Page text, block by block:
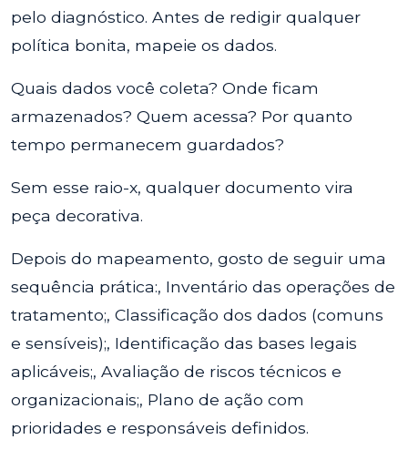
pelo diagnóstico. Antes de redigir qualquer
política bonita, mapeie os dados.
Quais dados você coleta? Onde ficam
armazenados? Quem acessa? Por quanto
tempo permanecem guardados?
Sem esse raio-x, qualquer documento vira
peça decorativa.
Depois do mapeamento, gosto de seguir uma
sequência prática:, Inventário das operações de
tratamento;, Classificação dos dados (comuns
e sensíveis);, Identificação das bases legais
aplicáveis;, Avaliação de riscos técnicos e
organizacionais;, Plano de ação com
prioridades e responsáveis definidos.